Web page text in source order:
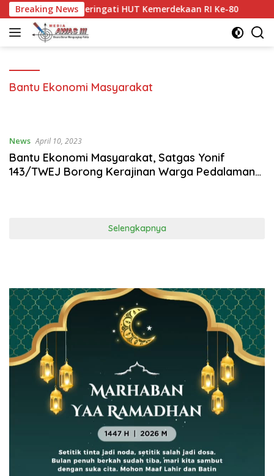
Langsung
ke
konten
Breaking News
Memperingati HUT Kemerdekaan RI Ke-80
Bantu Ekonomi Masyarakat
News April 10, 2023
Bantu Ekonomi Masyarakat, Satgas Yonif
143/TWEJ Borong Kerajinan Warga Pedalaman
Selengkapnya